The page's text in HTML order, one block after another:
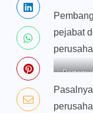
pejabat